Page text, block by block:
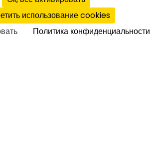
использование cookies
Политика конфиденциальности